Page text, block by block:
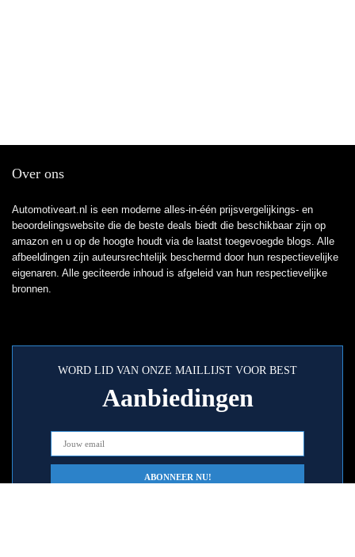
Over ons
Automotiveart.nl is een moderne alles-in-één prijsvergelijkings- en
beoordelingswebsite die de beste deals biedt die beschikbaar zijn op
amazon en u op de hoogte houdt via de laatst toegevoegde blogs. Alle
afbeeldingen zijn auteursrechtelijk beschermd door hun respectievelijke
eigenaren. Alle geciteerde inhoud is afgeleid van hun respectievelijke
bronnen.
WORD LID VAN ONZE MAILLIJST VOOR BEST
Aanbiedingen